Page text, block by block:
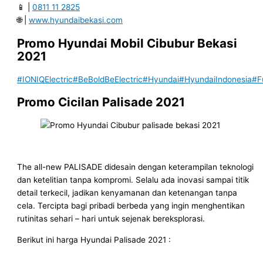
📱 |0811 11 2825
🌐 |www.hyundaibekasi.com
Promo Hyundai Mobil Cibubur Bekasi
2021
#IONIQElectric#BeBoldBeElectric#Hyundai#HyundaiIndonesia
Promo Cicilan Palisade 2021
The all-new PALISADE didesain dengan keterampilan teknologi
dan ketelitian tanpa kompromi. Selalu ada inovasi sampai titik
detail terkecil, jadikan kenyamanan dan ketenangan tanpa
cela. Tercipta bagi pribadi berbeda yang ingin menghentikan
rutinitas sehari – hari untuk sejenak bereksplorasi.
Berikut ini harga Hyundai Palisade 2021 :